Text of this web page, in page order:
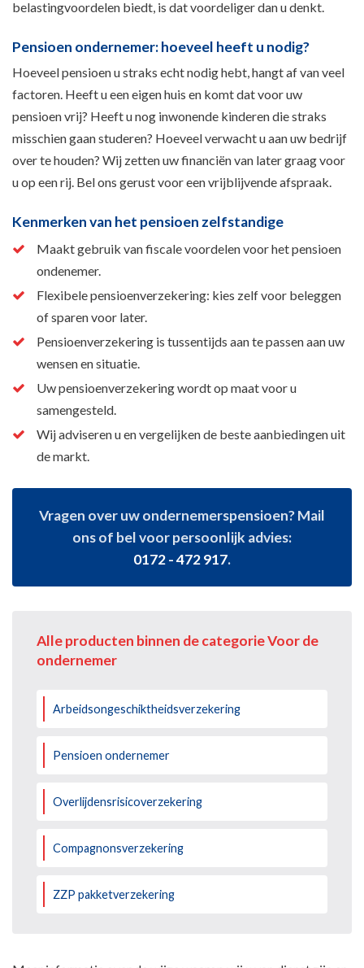
belastingvoordelen biedt, is dat voordeliger dan u denkt.
Pensioen ondernemer: hoeveel heeft u nodig?
Hoeveel pensioen u straks echt nodig hebt, hangt af van veel
factoren. Heeft u een eigen huis en komt dat voor uw
pensioen vrij? Heeft u nog inwonende kinderen die straks
misschien gaan studeren? Hoeveel verwacht u aan uw bedrijf
over te houden? Wij zetten uw financiën van later graag voor
u op een rij. Bel ons gerust voor een vrijblijvende afspraak.
Kenmerken van het pensioen zelfstandige
Maakt gebruik van fiscale voordelen voor het pensioen
ondenemer.
Flexibele pensioenverzekering: kies zelf voor beleggen
of sparen voor later.
Pensioenverzekering is tussentijds aan te passen aan uw
wensen en situatie.
Uw pensioenverzekering wordt op maat voor u
samengesteld.
Wij adviseren u en vergelijken de beste aanbiedingen uit
de markt.
Vragen over uw ondernemerspensioen? Mail
ons of bel voor persoonlijk advies:
0172 - 472 917.
Alle producten binnen de categorie Voor de
ondernemer
Arbeidsongeschiktheidsverzekering
Pensioen ondernemer
Overlijdensrisicoverzekering
Compagnonsverzekering
ZZP pakketverzekering